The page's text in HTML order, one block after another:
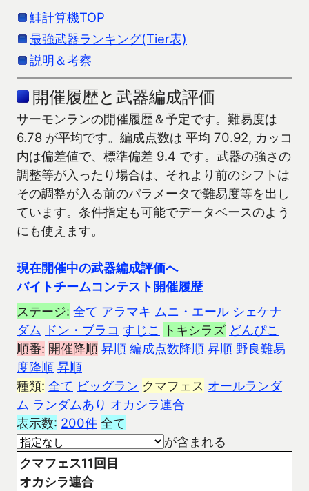
鮭計算機TOP
最強武器ランキング(Tier表)
説明＆考察
開催履歴と武器編成評価
サーモンランの開催履歴＆予定です。難易度は
6.78 が平均です。編成点数は 平均 70.92, カッコ
内は偏差値で、標準偏差 9.4 です。武器の強さの
調整等が入ったり場合は、それより前のシフトは
その調整が入る前のパラメータで難易度等を出し
ています。条件指定も可能でデータベースのよう
にも使えます。
現在開催中の武器編成評価へ
バイトチームコンテスト開催履歴
ステージ: 全て アラマキ ムニ・エール シェケナ
ダム ドン・ブラコ すじこ トキシラズ どんぴこ
順番: 開催降順 昇順 編成点数降順 昇順 野良難易
度降順 昇順
種類: 全て ビッグラン クマフェス オールランダ
ム ランダムあり オカシラ連合
表示数: 200件 全て
が含まれる
クマフェス11回目
オカシラ連合